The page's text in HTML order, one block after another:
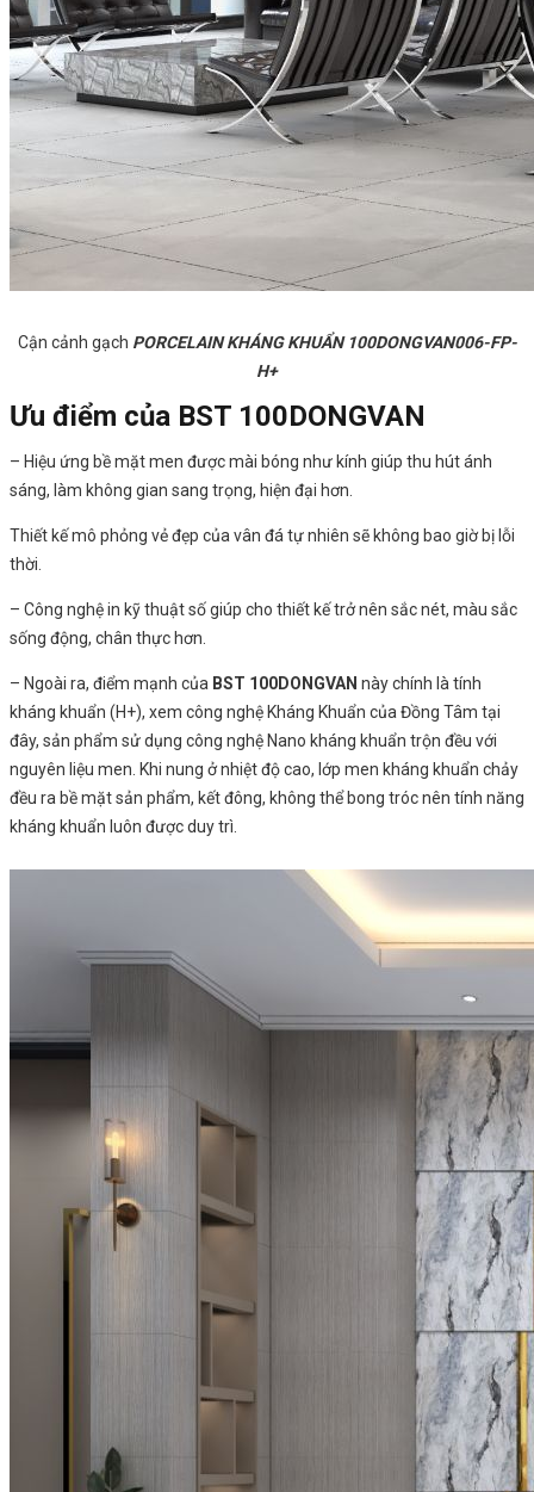
Cận cảnh gạch PORCELAIN KHÁNG KHUẨN 100DONGVAN006-FP-
H+
Ưu điểm của BST 100DONGVAN
– Hiệu ứng bề mặt men được mài bóng như kính giúp thu hút ánh
sáng, làm không gian sang trọng, hiện đại hơn.
Thiết kế mô phỏng vẻ đẹp của vân đá tự nhiên sẽ không bao giờ bị lỗi
thời.
– Công nghệ in kỹ thuật số giúp cho thiết kế trở nên sắc nét, màu sắc
sống động, chân thực hơn.
– Ngoài ra, điểm mạnh của BST 100DONGVAN này chính là tính
kháng khuẩn (H+), xem công nghệ Kháng Khuẩn của Đồng Tâm tại
đây, sản phẩm sử dụng công nghệ Nano kháng khuẩn trộn đều với
nguyên liệu men. Khi nung ở nhiệt độ cao, lớp men kháng khuẩn chảy
đều ra bề mặt sản phẩm, kết đông, không thể bong tróc nên tính năng
kháng khuẩn luôn được duy trì.